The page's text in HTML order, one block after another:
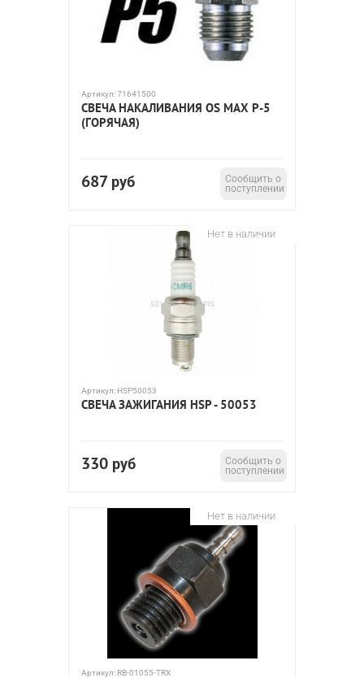
Артикул:71641500
СВЕЧА НАКАЛИВАНИЯ OS MAX P-5
(ГОРЯЧАЯ)
687 руб
Сообщить о
поступлении
Нет в наличии
Артикул: HSP50053
СВЕЧА ЗАЖИГАНИЯ HSP - 50053
330 руб
Сообщить о
поступлении
Нет в наличии
Артикул: RB-01055-TRX